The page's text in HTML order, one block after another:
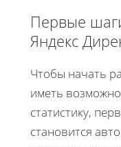
Первые
Яндекс
Чтобы начать
иметь
статистику,
становится